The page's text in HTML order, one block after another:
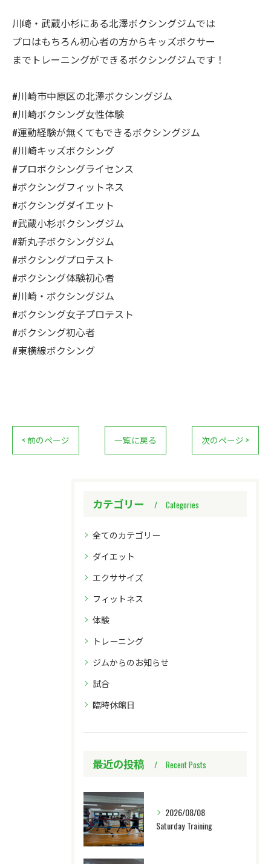
川崎・武蔵小杉にある北澤ボクシングジムでは
プロはもちろん初心者の方からキッズボクサー
までトレーニングができるボクシングジムです！
#川崎市中原区の北澤ボクシングジム
#川崎ボクシング女性体験
#運動経験が無くてもできるボクシングジム
#川崎キッズボクシング
#プロボクシングライセンス
#ボクシングフィットネス
#ボクシングダイエット
#武蔵小杉ボクシングジム
#新丸子ボクシングジム
#ボクシングプロテスト
#ボクシング体験初心者
#川崎・ボクシングジム
#ボクシング女子プロテスト
#ボクシング初心者
#東横線ボクシング
< 前のページ 一覧に戻る 次のページ >
カテゴリー Categories
全てのカテゴリー
ダイエット
エクササイズ
フィットネス
体験
トレーニング
ジムからのお知らせ
試合
臨時休館日
最近の投稿 Recent Posts
2026/08/08
Saturday Training